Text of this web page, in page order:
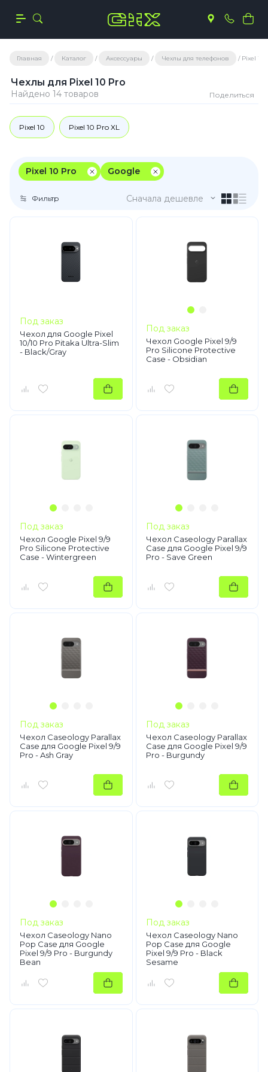
Главная Каталог Аксессуары Чехлы для телефонов Pixel 10
Чехлы для Pixel 10 Pro
Найдено 14 товаров Поделиться
Pixel 10 Pixel 10 Pro XL
Pixel 10 Pro Google
Фильтр Сначала дешевле
Под заказ
Чехол для Google Pixel
10/10 Pro Pitaka Ultra-Slim
- Black/Gray
Под заказ
Чехол Google Pixel 9/9
Pro Silicone Protective
Case - Obsidian
Под заказ
Чехол Google Pixel 9/9
Pro Silicone Protective
Case - Wintergreen
Под заказ
Чехол Caseology Parallax
Case для Google Pixel 9/9
Pro - Save Green
Под заказ
Чехол Caseology Parallax
Case для Google Pixel 9/9
Pro - Ash Gray
Под заказ
Чехол Caseology Parallax
Case для Google Pixel 9/9
Pro - Burgundy
Под заказ
Чехол Caseology Nano
Pop Case для Google
Pixel 9/9 Pro - Burgundy
Bean
Под заказ
Чехол Caseology Nano
Pop Case для Google
Pixel 9/9 Pro - Black
Sesame